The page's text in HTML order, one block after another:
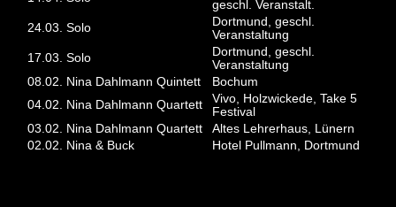
geschl. Veranstalt.
24.03.
Solo
Dortmund, geschl.
Veranstaltung
17.03.
Solo
Dortmund, geschl.
Veranstaltung
08.02.
Nina Dahlmann Quintett
Bochum
04.02.
Nina Dahlmann Quartett
Vivo, Holzwickede, Take 5
Festival
03.02.
Nina Dahlmann Quartett
Altes Lehrerhaus, Lünern
02.02.
Nina & Buck Hotel Pullmann, Dortmund